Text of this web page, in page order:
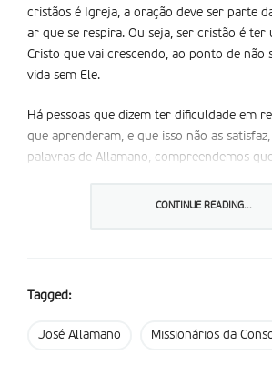
cristãos é Igreja, a oração deve ser parte
ar que se respira. Ou seja, ser cristão é ter
Cristo que vai crescendo, ao ponto de não
vida sem Ele.
Há pessoas que dizem ter dificuldade em
que aprenderam, e que isso não as
palavras de Allamano, compreendemos
dizer que uma das ‘capelas que mais
Maria e um Glória, sempre que passo por
CONTINUE READING...
Tagged:
José Allamano Missionários da